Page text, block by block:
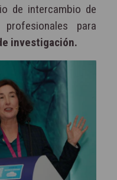
de intercambio de
para
investigación.